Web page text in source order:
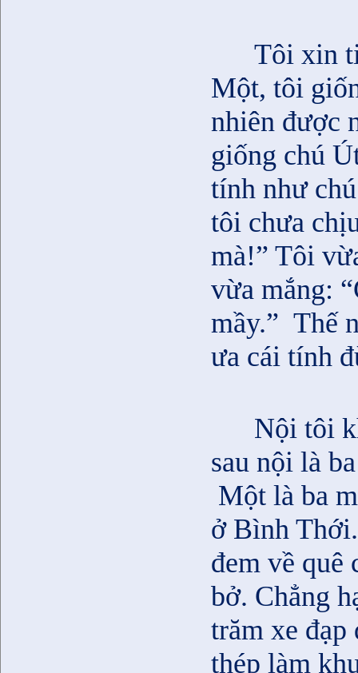
Tôi xin
Một, tôi
nhiên được
giống chú
tính như
tôi chưa
mà!” Tôi
vừa mắng:
mầy.” Thế
ưa cái tính
Nội tôi
sau nội là
Một là ba
ở Bình
đem về
bở. Chẳng
trăm xe đạp
thép làm